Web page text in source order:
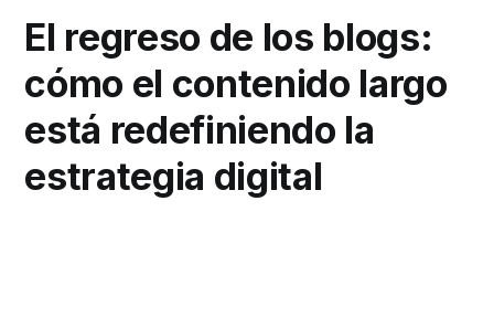
El regreso de los blogs:
cómo el contenido largo
está redefiniendo la
estrategia digital